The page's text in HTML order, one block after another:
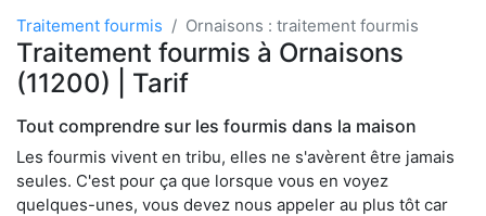
Traitement fourmis Ornaisons : traitement fourmis
Traitement fourmis à Ornaisons
(11200) | Tarif
Tout comprendre sur les fourmis dans la maison
Les fourmis vivent en tribu, elles ne s'avèrent être jamais
seules. C'est pour ça que lorsque vous en voyez
quelques-unes, vous devez nous appeler au plus tôt car